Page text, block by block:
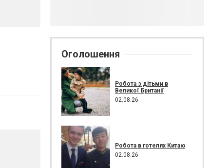
Оголошення
Робота з дітьми в
Великої Британії
02.08.26
Робота в готелях Китаю
02.08.26